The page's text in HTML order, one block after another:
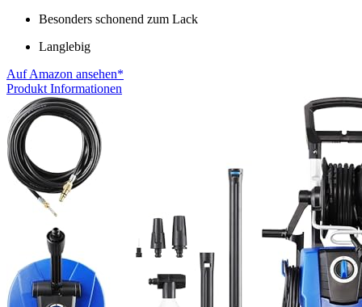
Besonders schonend zum Lack
Langlebig
Auf Amazon ansehen*
Produkt Informationen